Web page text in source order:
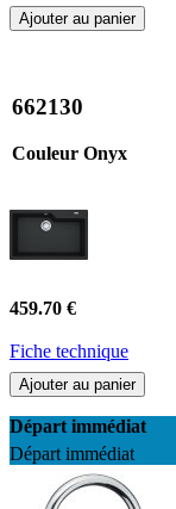
Ajouter au panier
662130
Couleur Onyx
459.70 €
Fiche technique
Ajouter au panier
Départ immédiat
Départ immédiat